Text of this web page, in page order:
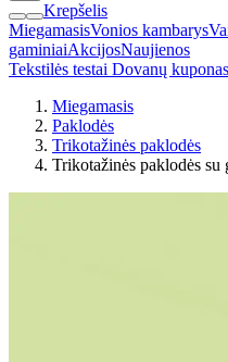
Krepšelis
MiegamasisVonios kambarys
gaminiaiAkcijosNaujienos
Tekstilės testai Dovanų kuponas
Miegamasis
Paklodės
Trikotažinės paklodės
Trikotažinės paklodės su